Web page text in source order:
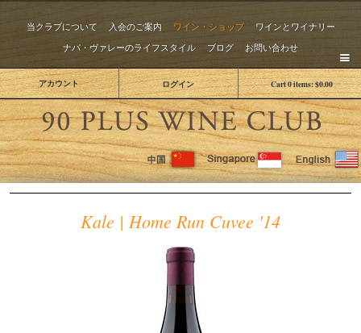
当クラブについて 入会のご案内 ワイン・ショップ
ワインとワイナリー
ナパ・ヴァレーのライフスタイル
ブログ お問い合わせ
Cart0items:$0.00
アカウント ログイン
The
Kale | Home Run Cuvee '14